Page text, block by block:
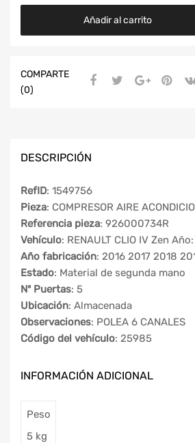
Añadir al carrito
COMPARTE
(0)
DESCRIPCIÓN
RefID: 1549756
Pieza: COMPRESOR AIRE
Referencia pieza: 926000734R
Vehículo: RENAULT CLIO IV Zen
Año fabricación: 2016 2017 2018
Estado: Material de segunda mano
Nº Puertas: 5
Ubicación: Almacenada
Observaciones: POLEA 6 CANALES
Código del vehículo: 25985
INFORMACIÓN ADICIONAL
Peso
5 kg